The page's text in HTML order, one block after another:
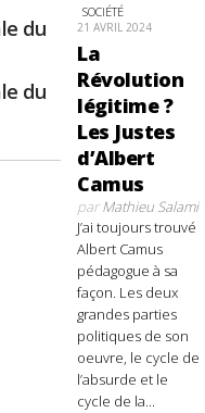
du
du
SOCIÉTÉ
21 AVRIL 2024
La
Révolution
légitime ?
Les Justes
d’Albert
Camus
parMathieu Salami
J’ai toujours trouvé
Albert Camus
pédagogue à sa
façon. Les deux
grandes parties
politiques de son
oeuvre, le cycle de
l’absurde et le
cycle de la...